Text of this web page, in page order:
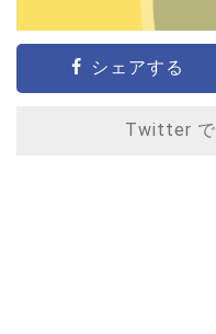
シェアする
Twitter で